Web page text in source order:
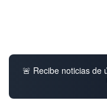
🚨 Recibe noticias de